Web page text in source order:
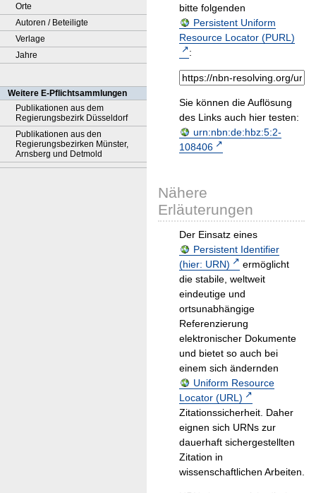
Orte
Autoren / Beteiligte
Verlage
Jahre
Weitere E-Pflichtsammlungen
Publikationen aus dem
Regierungsbezirk Düsseldorf
Publikationen aus den
Regierungsbezirken Münster,
Arnsberg und Detmold
bitte folgenden
Persistent Uniform
Resource Locator (PURL)
:
Sie können die Auflösung
des Links auch hier testen:
urn:nbn:de:hbz:5:2-
108406
Nähere
Erläuterungen
Der Einsatz eines
Persistent Identifier
(hier: URN)
ermöglicht
die stabile, weltweit
eindeutige und
ortsunabhängige
Referenzierung
elektronischer Dokumente
und bietet so auch bei
einem sich ändernden
Uniform Resource
Locator (URL)
Zitationssicherheit. Daher
eignen sich URNs zur
dauerhaft sichergestellten
Zitation in
wissenschaftlichen Arbeiten.